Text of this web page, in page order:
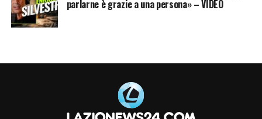
parlarne è grazie a una persona» – VIDEO